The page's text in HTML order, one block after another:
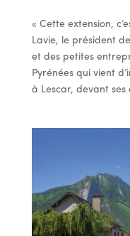
« Cette extension,
Lavie, le président
et des petites
Pyrénées qui vient
à Lescar, devant ses